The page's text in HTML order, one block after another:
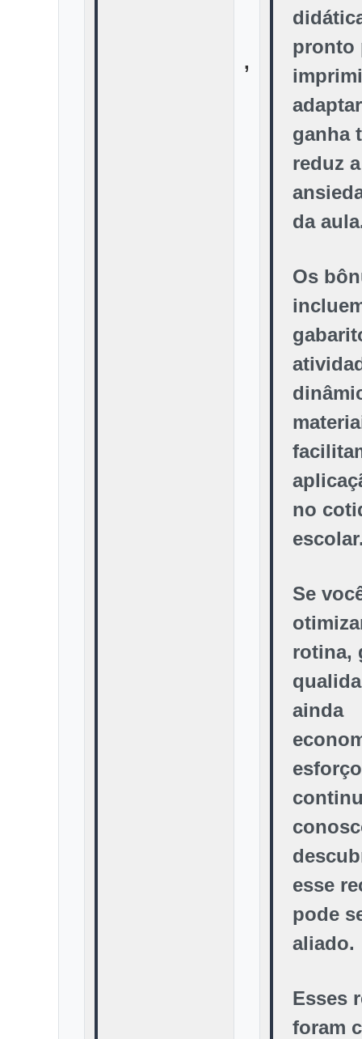
,
pronto
ganha
reduz a
da
Os
no
Se
rotina,
ainda
esse
pode
aliado.
Esses
foram